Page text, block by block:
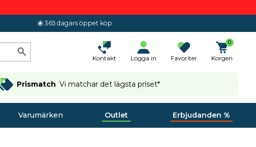
365 dagars öppet köp
Kontakt Logga in Favoriter
0
Korgen
Prismatch Vi matchar det lägsta priset*
Varumärken Outlet Erbjudanden %